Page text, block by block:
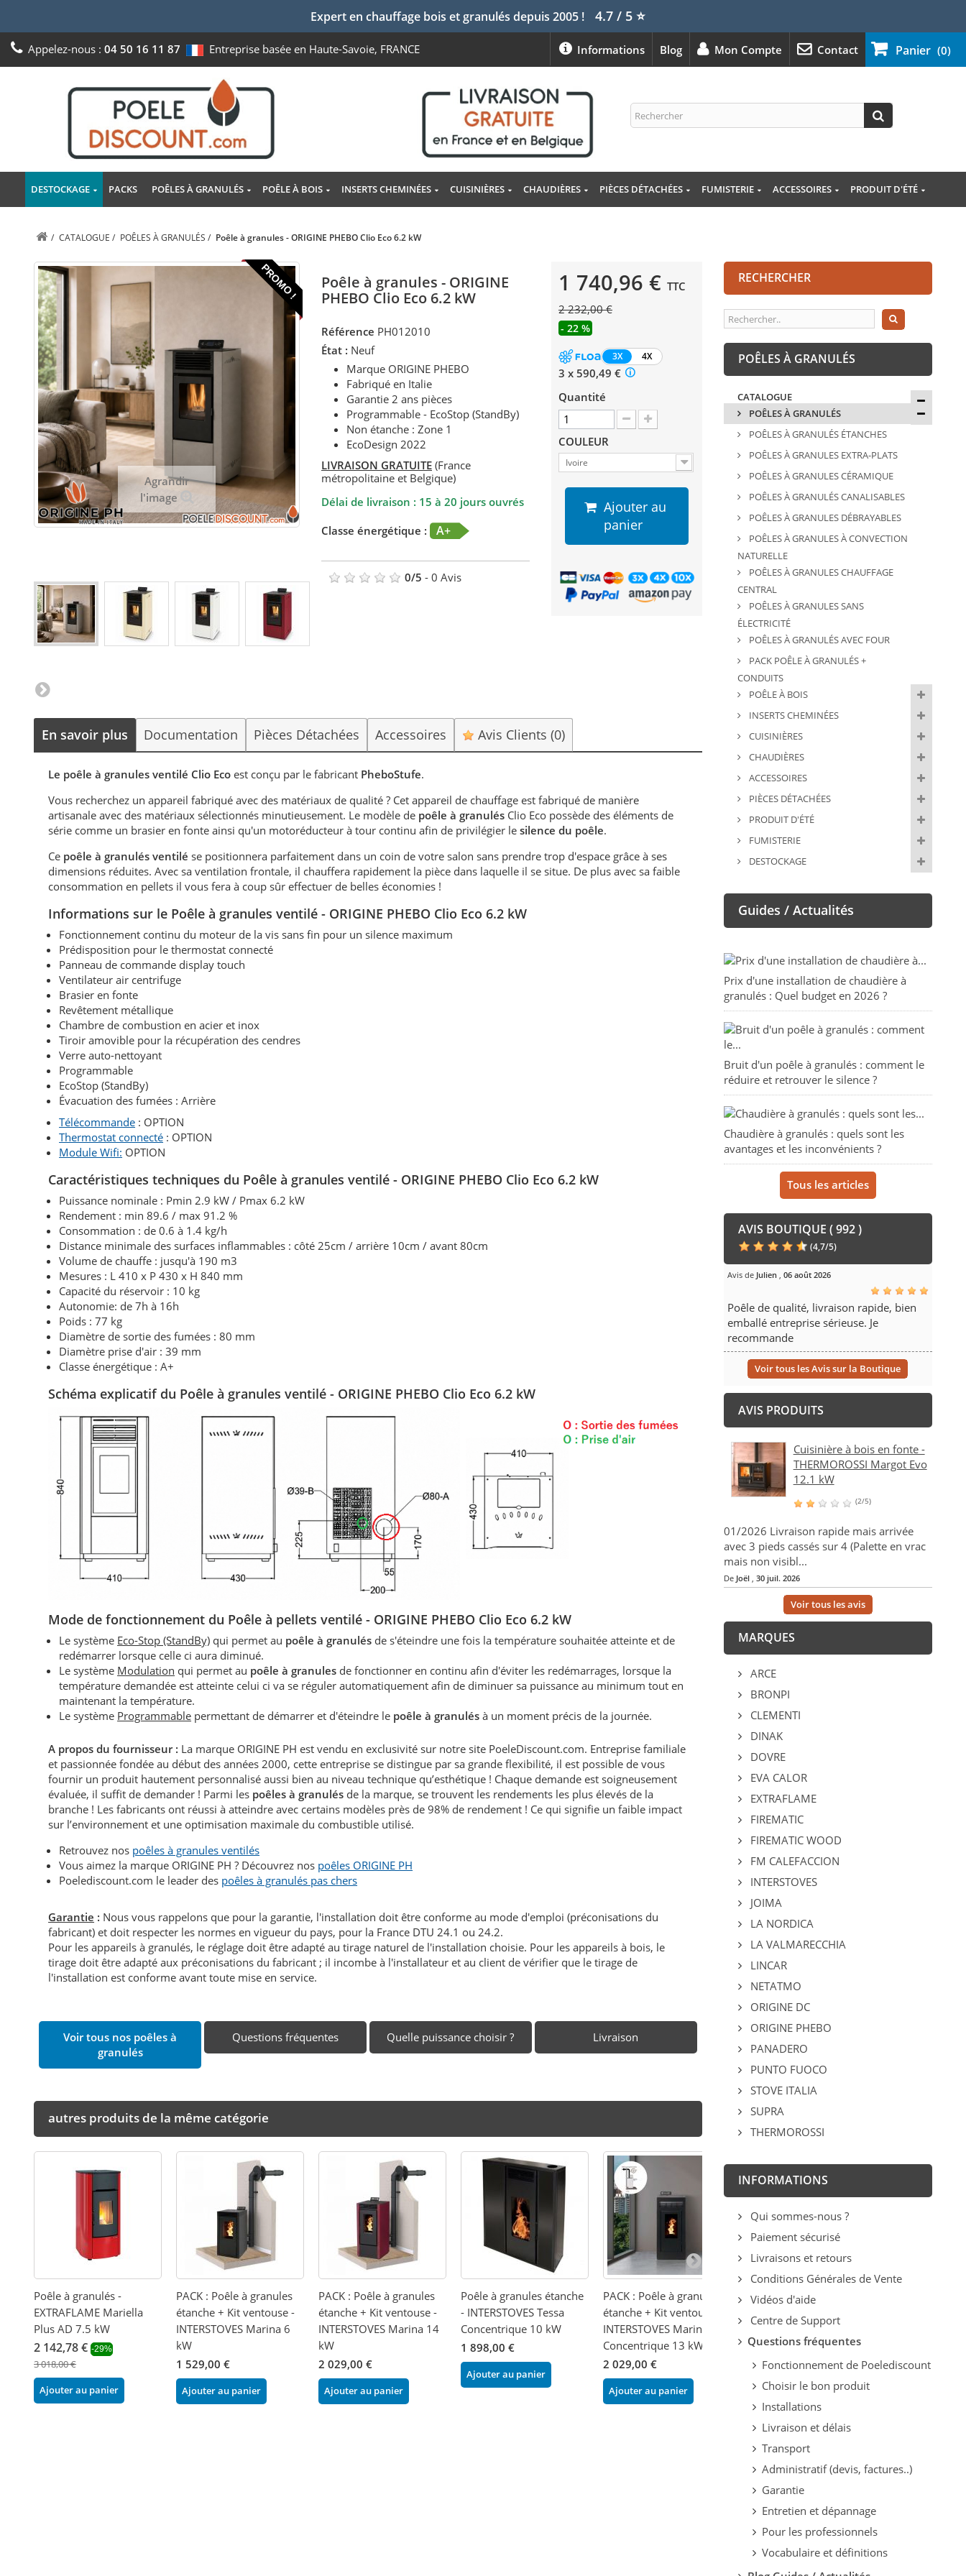
Expert en chauffage bois et granulés depuis 2005 ! 4.7 / 5⭐
Panier (0)
Appelez-nous : 04 50 16 11 87 Entreprise basée en Haute-Savoie, FRANCE Contact
Mon Compte
Blog
Informations
DESTOCKAGE PACKS POÊLES À GRANULÉS POÊLE À BOIS INSERTS CHEMINÉES CUISINIÈRES CHAUDIÈRES PIÈCES DÉTACHÉES FUMISTERIE ACCESSOIRES PRODUIT D'ÉTÉ
/ CATALOGUE / POÊLES À GRANULÉS / Poêle à granules - ORIGINE PHEBO Clio Eco 6.2 kW
PROMO !
Agrandir
l'image
Poêle à granules - ORIGINE
PHEBO Clio Eco 6.2 kW
Référence PH012010
État : Neuf
Marque ORIGINE PHEBO
Fabriqué en Italie
Garantie 2 ans pièces
Programmable - EcoStop (StandBy)
Non étanche : Zone 1
EcoDesign 2022
LIVRAISON GRATUITE (France
métropolitaine et Belgique)
Délai de livraison : 15 à 20 jours ouvrés
Classe énergétique :
A+
0/5 - 0 Avis
1 740,96 € TTC
2 232,00 €
- 22 %
3X 4X
3 x 590,49 €
Quantité
COULEUR
Ivoire
Ajouter au
panier
En savoir plus Documentation Pièces Détachées Accessoires Avis Clients(0)
Le poêle à granules ventilé Clio Eco est conçu par le fabricant PheboStufe.
Vous recherchez un appareil fabriqué avec des matériaux de qualité ? Cet appareil de chauffage est fabriqué de manière
artisanale avec des matériaux sélectionnés minutieusement. Le modèle de poêle à granulés Clio Eco possède des éléments de
série comme un brasier en fonte ainsi qu'un motoréducteur à tour continu afin de privilégier lesilence du poêle.
Ce poêle à granulés ventilé se positionnera parfaitement dans un coin de votre salon sans prendre trop d'espace grâce à ses
dimensions réduites. Avec sa ventilation frontale, il chauffera rapidement la pièce dans laquelle il se situe. De plus avec sa faible
consommation en pellets il vous fera à coup sûr effectuer de belles économies !
Informations sur le Poêle à granules ventilé - ORIGINE PHEBO Clio Eco 6.2 kW
Fonctionnement continu du moteur de la vis sans fin pour un silence maximum
Prédisposition pour le thermostat connecté
Panneau de commande display touch
Ventilateur air centrifuge
Brasier en fonte
Revêtement métallique
Chambre de combustion en acier et inox
Tiroir amovible pour la récupération des cendres
Verre auto-nettoyant
Programmable
EcoStop (StandBy)
Évacuation des fumées : Arrière
Télécommande : OPTION
Thermostat connecté : OPTION
Module Wifi: OPTION
Caractéristiques techniques du Poêle à granules ventilé - ORIGINE PHEBO Clio Eco 6.2 kW
Puissance nominale : Pmin 2.9 kW / Pmax 6.2 kW
Rendement : min 89.6 / max 91.2 %
Consommation : de 0.6 à 1.4 kg/h
Distance minimale des surfaces inflammables : côté 25cm / arrière 10cm / avant 80cm
Volume de chauffe : jusqu'à 190 m3
Mesures : L 410 x P 430 x H 840 mm
Capacité du réservoir : 10 kg
Autonomie: de 7h à 16h
Poids : 77 kg
Diamètre de sortie des fumées : 80 mm
Diamètre prise d'air : 39 mm
Classe énergétique : A+
Schéma explicatif du Poêle à granules ventilé - ORIGINE PHEBO Clio Eco 6.2 kW
Mode de fonctionnement du Poêle à pellets ventilé - ORIGINE PHEBO Clio Eco 6.2 kW
Le système Eco-Stop (StandBy) qui permet au poêle à granulés de s'éteindre une fois la température souhaitée atteinte et de
redémarrer lorsque celle ci aura diminué.
Le système Modulation qui permet au poêle à granules de fonctionner en continu afin d'éviter les redémarrages, lorsque la
température demandée est atteinte celui ci va se réguler automatiquement afin de diminuer sa puissance au minimum tout en
maintenant la température.
Le système Programmable permettant de démarrer et d'éteindre le poêle à granulésà un moment précis de la journée.
A propos du fournisseur : La marque ORIGINE PH est vendu en exclusivité sur notre site PoeleDiscount.com. Entreprise familiale
et passionnée fondée au début des années 2000, cette entreprise se distingue par sa grande flexibilité, il est possible de vous
fournir un produit hautement personnalisé aussi bien au niveau technique qu’esthétique ! Chaque demande est soigneusement
évaluée, il suffit de demander ! Parmi les poêles à granulés de la marque, se trouvent les rendements les plus élevés de la
branche ! Les fabricants ont réussi à atteindre avec certains modèles près de 98% de rendement ! Ce qui signifie un faible impact
sur l’environnement et une optimisation maximale du combustible utilisé.
Retrouvez nos poêles à granules ventilés
Vous aimez la marque ORIGINE PH ? Découvrez nos poêles ORIGINE PH
Poelediscount.com le leader des poêles à granulés pas chers
Garantie : Nous vous rappelons que pour la garantie, l'installation doit être conforme au mode d'emploi (préconisations du
fabricant) et doit respecter les normes en vigueur du pays, pour la France DTU 24.1 ou 24.2.
Pour les appareils à granulés, le réglage doit être adapté au tirage naturel de l'installation choisie. Pour les appareils à bois, le
tirage doit être adapté aux préconisations du fabricant ; il incombe à l'installateur et au client de vérifier que le tirage de
l'installation est conforme avant toute mise en service.
Voir tous nos poêles à
granulés
Questions fréquentes Quelle puissance choisir ? Livraison
autres produits de la même catégorie
Poêle à granulés -
EXTRAFLAME Mariella
Plus AD 7.5 kW
2 142,78 € -29%
3 018,00 €
Ajouter au panier
PACK : Poêle à granules
étanche + Kit ventouse -
INTERSTOVES Marina 6
kW
1 529,00 €
Ajouter au panier
PACK : Poêle à granules
étanche + Kit ventouse -
INTERSTOVES Marina 14
kW
2 029,00 €
Ajouter au panier
Poêle à granules étanche
- INTERSTOVES Tessa
Concentrique 10 kW
1 898,00 €
Ajouter au panier
PACK : Poêle à granules
étanche + Kit ventouse -
INTERSTOVES Marina
Concentrique 13 kW
2 029,00 €
Ajouter au panier
Poêle à granulés - FM
9.9 kW
2 792,80 € -20%
3 491,00 €
Ajouter au panier
1 378,73 €
RECHERCHER
POÊLES À GRANULÉS
CATALOGUE
POÊLES À GRANULÉS
POÊLES À GRANULÉS ÉTANCHES
POÊLES À GRANULES EXTRA-PLATS
POÊLES À GRANULES CÉRAMIQUE
POÊLES À GRANULÉS CANALISABLES
POÊLES À GRANULES DÉBRAYABLES
POÊLES À GRANULES À CONVECTION
NATURELLE
POÊLES À GRANULES CHAUFFAGE
CENTRAL
POÊLES À GRANULES SANS
ÉLECTRICITÉ
POÊLES À GRANULÉS AVEC FOUR
PACK POÊLE À GRANULÉS +
CONDUITS
POÊLE À BOIS
INSERTS CHEMINÉES
CUISINIÈRES
CHAUDIÈRES
ACCESSOIRES
PIÈCES DÉTACHÉES
PRODUIT D'ÉTÉ
FUMISTERIE
DESTOCKAGE
Guides / Actualités
Prix d'une installation de chaudière à
granulés : Quel budget en 2026 ?
Bruit d'un poêle à granulés : comment le
réduire et retrouver le silence ?
Chaudière à granulés : quels sont les
avantages et les inconvénients ?
Tous les articles
AVIS BOUTIQUE ( 992 )
(4,7/5)
Avis de Julien, 06 août 2026
Poêle de qualité, livraison rapide, bien
emballé entreprise sérieuse. Je
recommande
Voir tous les Avis sur la Boutique
AVIS PRODUITS
Cuisinière à bois en fonte -
THERMOROSSI Margot Evo
12.1 kW
(2/5)
01/2026 Livraison rapide mais arrivée
avec 3 pieds cassés sur 4 (Palette en vrac
mais non visibl...
De Joël, 30 juil. 2026
Voir tous les avis
MARQUES
ARCE
BRONPI
CLEMENTI
DINAK
DOVRE
EVA CALOR
EXTRAFLAME
FIREMATIC
FIREMATIC WOOD
FM CALEFACCION
INTERSTOVES
JOIMA
LA NORDICA
LA VALMARECCHIA
LINCAR
NETATMO
ORIGINE DC
ORIGINE PHEBO
PANADERO
PUNTO FUOCO
STOVE ITALIA
SUPRA
THERMOROSSI
INFORMATIONS
Qui sommes-nous ?
Paiement sécurisé
Livraisons et retours
Conditions Générales de Vente
Vidéos d'aide
Centre de Support
Questions fréquentes
Fonctionnement de Poelediscount
Choisir le bon produit
Installations
Livraison et délais
Transport
Administratif (devis, factures..)
Garantie
Entretien et dépannage
Pour les professionnels
Vocabulaire et définitions